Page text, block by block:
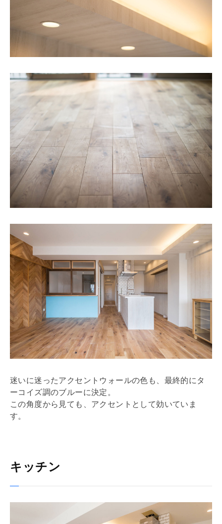
迷いに迷ったアクセントウォールの色も、最終的にタ
ーコイズ調のブルーに決定。
この角度から見ても、アクセントとして効いていま
す。
キッチン